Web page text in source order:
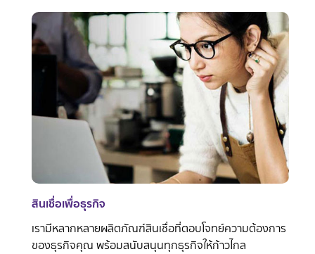
สินเชื่อเพื่อธุรกิจ
เรามีหลากหลายผลิตภัณฑ์สินเชื่อที่ตอบโจทย์ความต้องการ
ของธุรกิจคุณ พร้อมสนับสนุนทุกธุรกิจให้ก้าวไกล